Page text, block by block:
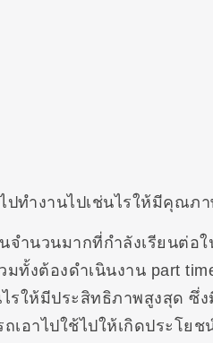
ปทำงานไปเช่นไรให้มีคุณภ
จำนวนมากที่กำลังเรียนต่อใ
ทั้งต้องดำเนินงาน part
ไรให้มีประสิทธิภาพสูงสุด ซึ่
เอาไปใช้ไปให้เกิดประโยช